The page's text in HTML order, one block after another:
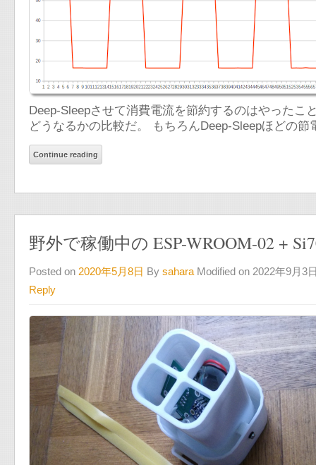
Deep-Sleepさせて消費電流を節約するのはやった
どうなるかの比較だ。 もちろんDeep-Sleepほどの
Continue reading
野外で稼働中の ESP-WROOM-02 +
Posted on 2020年5月8日 By sahara Modified on 2022年9月3
Reply